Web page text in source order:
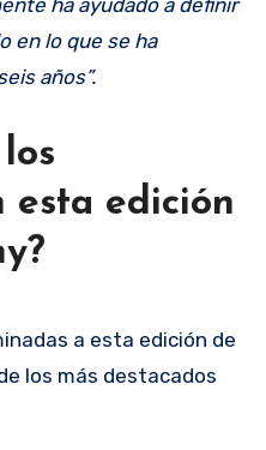
ha ayudado a definir
en lo que se ha
años”.
esta edición
a esta edición de
los más destacados